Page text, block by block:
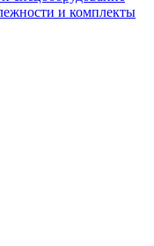
и комплекты